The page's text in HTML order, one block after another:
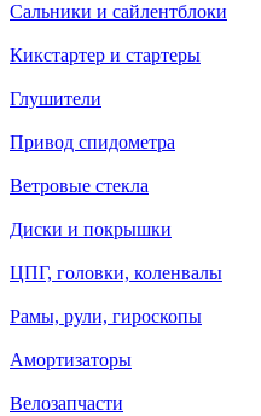
Сальники и сайлентблоки
Кикстартер и стартеры
Глушители
Привод спидометра
Ветровые стекла
Диски и покрышки
ЦПГ, головки, коленвалы
Рамы, рули, гироскопы
Амортизаторы
Велозапчасти